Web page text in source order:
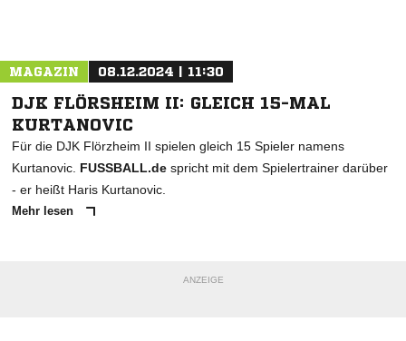
MAGAZIN 08.12.2024 | 11:30
DJK FLÖRSHEIM II: GLEICH 15-MAL
KURTANOVIC
Für die DJK Flörzheim II spielen gleich 15 Spieler namens
Kurtanovic. FUSSBALL.de spricht mit dem Spielertrainer darüber
- er heißt Haris Kurtanovic.
Mehr lesen
ANZEIGE